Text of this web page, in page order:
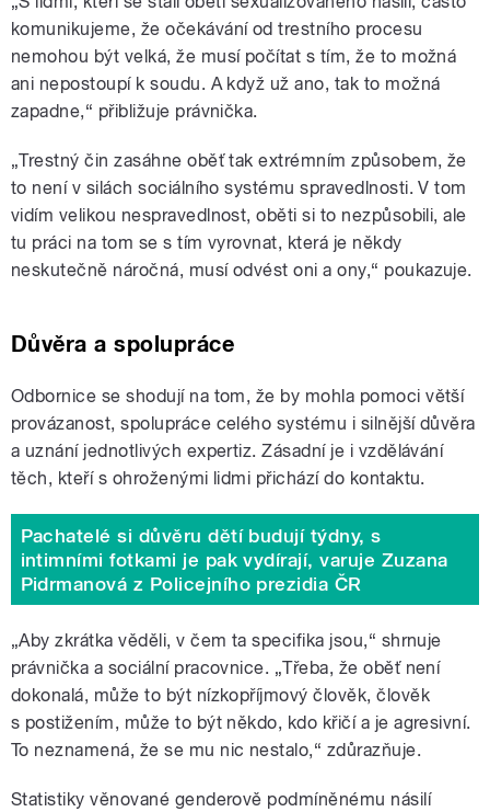
komunikujeme, že očekávání od trestního procesu
nemohou být velká, že musí počítat s tím, že to možná
ani nepostoupí k soudu. A když už ano, tak to možná
zapadne,“ přibližuje právnička.
„Trestný čin zasáhne oběť tak extrémním způsobem, že
to není v silách sociálního systému spravedlnosti. V tom
vidím velikou nespravedlnost, oběti si to nezpůsobili, ale
tu práci na tom se s tím vyrovnat, která je někdy
neskutečně náročná, musí odvést oni a ony,“ poukazuje.
Důvěra a spolupráce
Odbornice se shodují na tom, že by mohla pomoci větší
provázanost, spolupráce celého systému i silnější důvěra
a uznání jednotlivých expertiz. Zásadní je i vzdělávání
těch, kteří s ohroženými lidmi přichází do kontaktu.
Pachatelé si důvěru dětí budují týdny, s
intimními fotkami je pak vydírají, varuje Zuzana
Pidrmanová z Policejního prezidia ČR
„Aby zkrátka věděli, v čem ta specifika jsou,“ shrnuje
právnička a sociální pracovnice. „Třeba, že oběť není
dokonalá, může to být nízkopříjmový člověk, člověk
s postižením, může to být někdo, kdo křičí a je agresivní.
To neznamená, že se mu nic nestalo,“ zdůrazňuje.
Statistiky věnované genderově podmíněnému násilí